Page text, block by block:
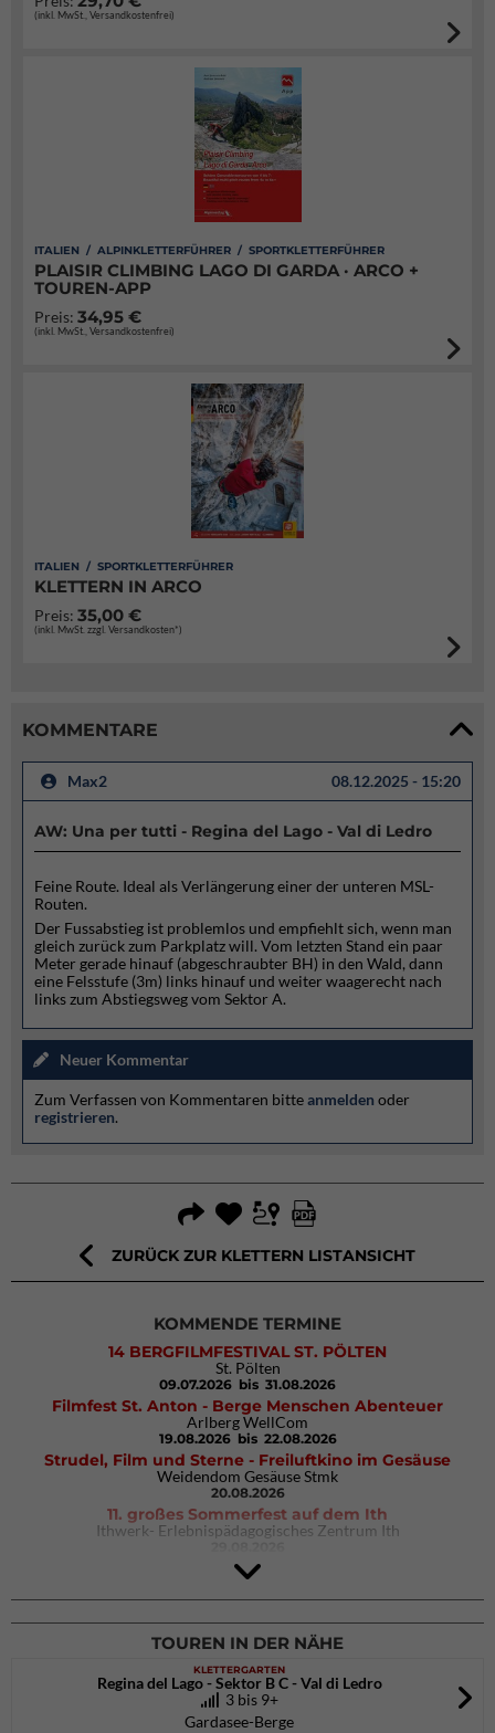
(inkl. MwSt., Versandkostenfrei)
ITALIEN / ALPINKLETTERFÜHRER / SPORTKLETTERFÜHRER
PLAISIR CLIMBING LAGO DI GARDA · ARCO +
TOUREN-APP
Preis: 34,95 €
(inkl. MwSt., Versandkostenfrei)
ITALIEN / SPORTKLETTERFÜHRER
KLETTERN IN ARCO
Preis: 35,00 €
(inkl. MwSt. zzgl. Versandkosten*)
KOMMENTARE
Max2 08.12.2025 - 15:20
AW: Una per tutti - Regina del Lago - Val di Ledro
Feine Route. Ideal als Verlängerung einer der unteren MSL-
Routen.
Der Fussabstieg ist problemlos und empfiehlt sich, wenn man
gleich zurück zum Parkplatz will. Vom letzten Stand ein paar
Meter gerade hinauf (abgeschraubter BH) in den Wald, dann
eine Felsstufe (3m) links hinauf und weiter waagerecht nach
links zum Abstiegsweg vom Sektor A.
Neuer Kommentar
Zum Verfassen von Kommentaren bitteanmelden oder
registrieren.
ZURÜCK ZUR KLETTERN LISTANSICHT
KOMMENDE TERMINE
14 BERGFILMFESTIVAL ST. PÖLTEN
St. Pölten
09.07.2026 bis 31.08.2026
Filmfest St. Anton - Berge Menschen Abenteuer
Arlberg WellCom
19.08.2026 bis 22.08.2026
Strudel, Film und Sterne - Freiluftkino im Gesäuse
Weidendom Gesäuse Stmk
20.08.2026
11. großes Sommerfest auf dem Ith
Ithwerk- Erlebnispädagogisches Zentrum Ith
4Blocs KIDS 2026
DAV Kletter- & Boulderzentrum München Süd (Thalkirchen)
26.09.2026
TOUREN IN DER NÄHE
KLETTERGARTEN
Regina del Lago - Sektor B C - Val di Ledro
3 bis 9+
Gardasee-Berge